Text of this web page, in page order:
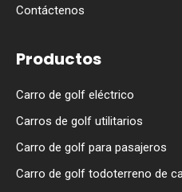
Contáctenos
Productos
Carro de golf eléctrico
Carros de golf utilitarios
Carro de golf para pasajeros
Carro de golf todoterreno de